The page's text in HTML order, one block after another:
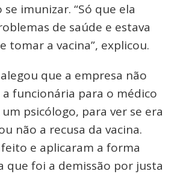
imunizar. “Só que ela
de saúde e estava
tomar a vacina”, explicou.
que a empresa não
funcionária para o médico
psicólogo, para ver se era
não a recusa da vacina.
e aplicaram a forma
que foi a demissão por justa